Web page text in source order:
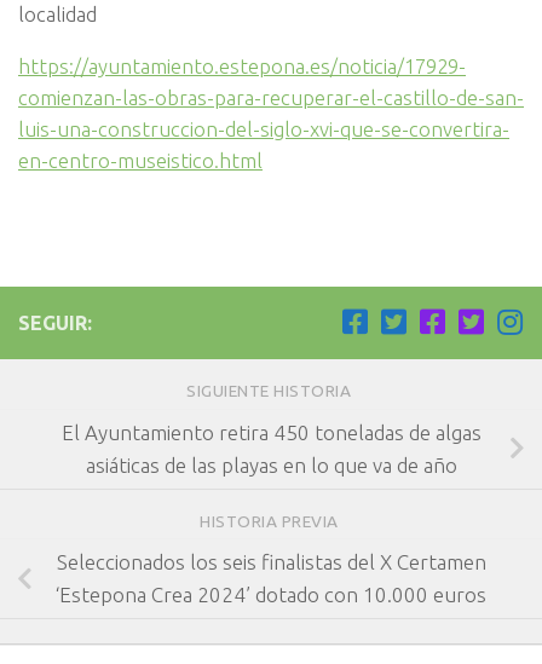
localidad
https://ayuntamiento.estepona.es/noticia/17929-
comienzan-las-obras-para-recuperar-el-castillo-de-san-
luis-una-construccion-del-siglo-xvi-que-se-convertira-
en-centro-museistico.html
SEGUIR:
SIGUIENTE HISTORIA
El Ayuntamiento retira 450 toneladas de algas
asiáticas de las playas en lo que va de año
HISTORIA PREVIA
Seleccionados los seis finalistas del X Certamen
‘Estepona Crea 2024’ dotado con 10.000 euros